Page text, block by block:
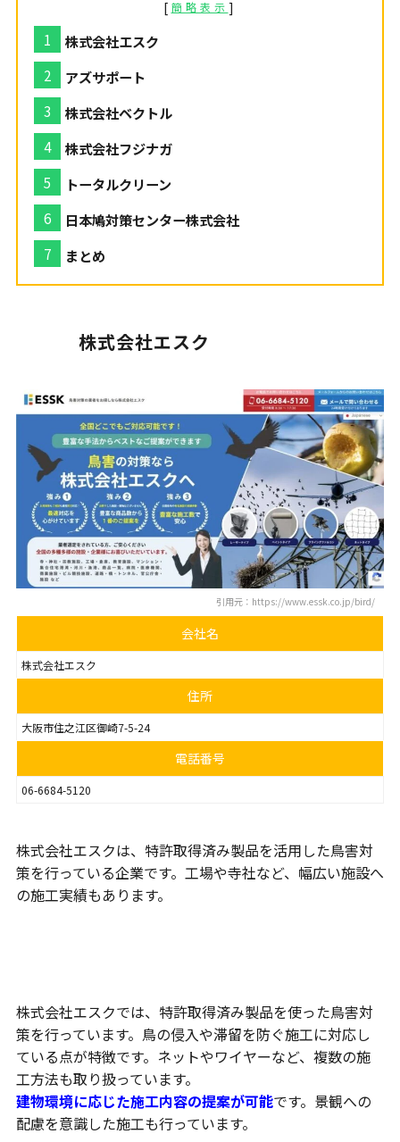
[ 簡略表示 ]
株式会社エスク
アズサポート
株式会社ベクトル
株式会社フジナガ
トータルクリーン
日本鳩対策センター株式会社
まとめ
株式会社エスク
引用元：https://www.essk.co.jp/bird/
会社名
株式会社エスク
住所
大阪市住之江区御崎7-5-24
電話番号
06-6684-5120
株式会社エスクは、特許取得済み製品を活用した鳥害対
策を行っている企業です。工場や寺社など、幅広い施設へ
の施工実績もあります。
株式会社エスクでは、特許取得済み製品を使った鳥害対
策を行っています。鳥の侵入や滞留を防ぐ施工に対応し
ている点が特徴です。ネットやワイヤーなど、複数の施
工方法も取り扱っています。
建物環境に応じた施工内容の提案が可能です。景観への
配慮を意識した施工も行っています。